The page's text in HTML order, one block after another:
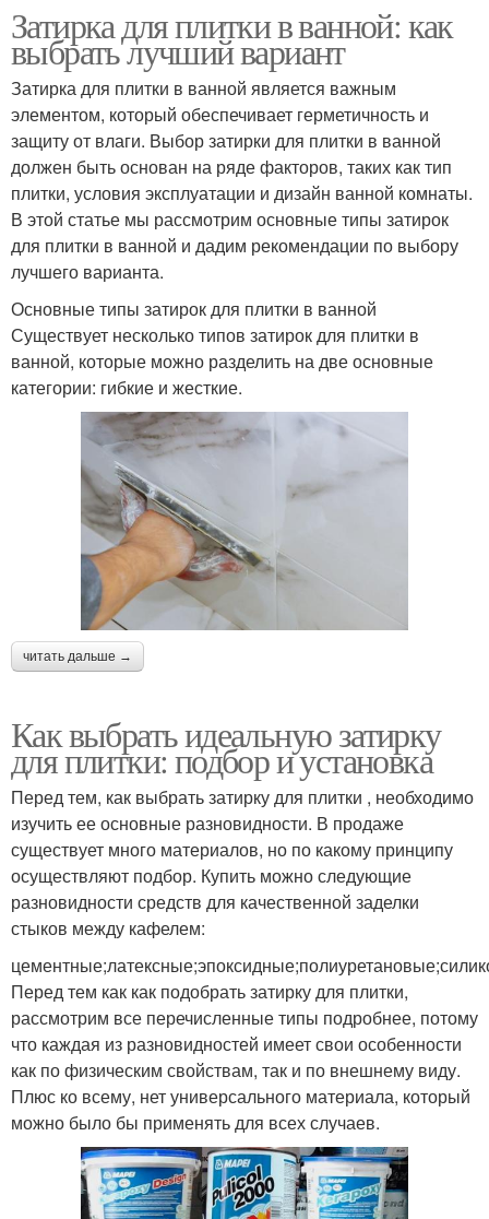
Затирка для плитки в ванной: как
выбрать лучший вариант
Затирка для плитки в ванной является важным
элементом, который обеспечивает герметичность и
защиту от влаги. Выбор затирки для плитки в ванной
должен быть основан на ряде факторов, таких как тип
плитки, условия эксплуатации и дизайн ванной комнаты.
В этой статье мы рассмотрим основные типы затирок
для плитки в ванной и дадим рекомендации по выбору
лучшего варианта.
Основные типы затирок для плитки в ванной
Существует несколько типов затирок для плитки в
ванной, которые можно разделить на две основные
категории: гибкие и жесткие.
читать дальше →
Как выбрать идеальную затирку
для плитки: подбор и установка
Перед тем, как выбрать затирку для плитки , необходимо
изучить ее основные разновидности. В продаже
существует много материалов, но по какому принципу
осуществляют подбор. Купить можно следующие
разновидности средств для качественной заделки
стыков между кафелем:
Перед тем как как подобрать затирку для плитки,
рассмотрим все перечисленные типы подробнее, потому
что каждая из разновидностей имеет свои особенности
как по физическим свойствам, так и по внешнему виду.
Плюс ко всему, нет универсального материала, который
можно было бы применять для всех случаев.